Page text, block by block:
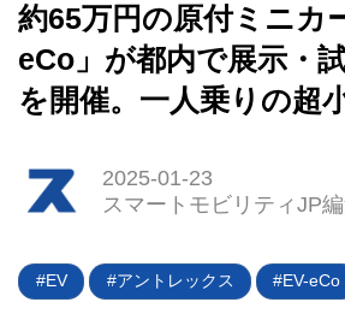
約65万円の原付ミニカ
eCo」が都内で展示・
を開催。一人乗りの超
2025-01-23
スマートモビリティJP
EV アントレックス EV-eCo